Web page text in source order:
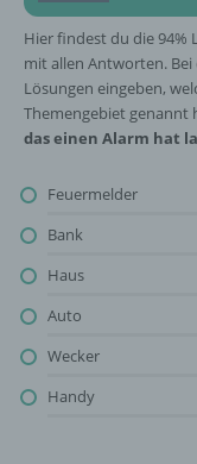
Hier findest du die 94%
mit allen Antworten. Bei
Lösungen eingeben,
Themengebiet genannt
das einen Alarm hat
Feuermelder
Bank
Haus
Auto
Wecker
Handy